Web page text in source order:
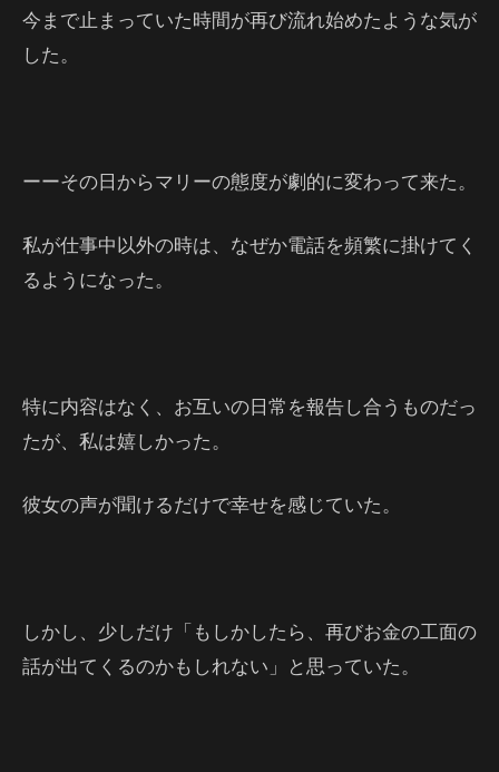
今まで止まっていた時間が再び流れ始めたような気が
した。
ーーその日からマリーの態度が劇的に変わって来た。
私が仕事中以外の時は、なぜか電話を頻繁に掛けてく
るようになった。
特に内容はなく、お互いの日常を報告し合うものだっ
たが、私は嬉しかった。
彼女の声が聞けるだけで幸せを感じていた。
しかし、少しだけ「もしかしたら、再びお金の工面の
話が出てくるのかもしれない」と思っていた。